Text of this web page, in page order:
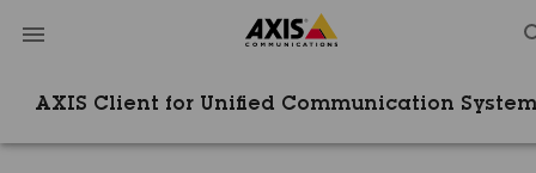
AXIS Client for Unified Communication